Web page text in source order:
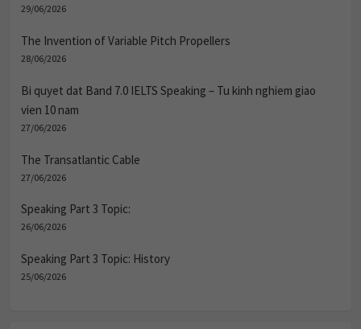
29/06/2026
The Invention of Variable Pitch Propellers
28/06/2026
Bi quyet dat Band 7.0 IELTS Speaking – Tu kinh nghiem giao
vien 10 nam
27/06/2026
The Transatlantic Cable
27/06/2026
Speaking Part 3 Topic:
26/06/2026
Speaking Part 3 Topic: History
25/06/2026